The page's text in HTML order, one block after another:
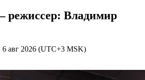
режиссер: Владимир
авг 2026 (UTC+3 MSK)